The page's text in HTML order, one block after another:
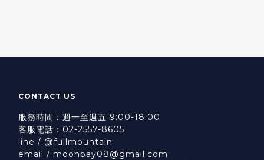
CONTACT US
服務時間：週一至週五 9:00-18:00
客服電話：02-2557-8605
line / @fullmountain
email / moonbay08@gmail.com